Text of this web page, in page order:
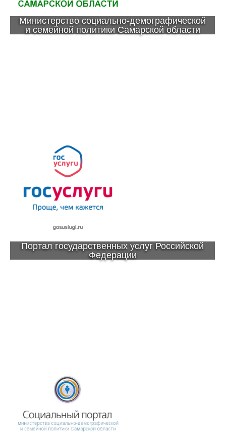
Министерство социально-демографической
и семейной политики Самарской области
Портал государственных услуг Российской
Федерации